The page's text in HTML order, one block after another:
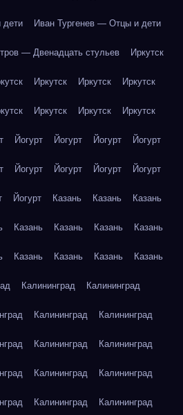
дети Иван Тургенев — Отцы и дети
— Двенадцать стульев Иркутск
Иркутск Иркутск Иркутск
Иркутск Иркутск Иркутск
Йогурт Йогурт Йогурт Йогурт
Йогурт Йогурт Йогурт Йогурт
Йогурт Казань Казань Казань
Казань Казань Казань Казань
Казань Казань Казань Казань
Калининград Калининград
Калининград Калининград
Калининград Калининград
Калининград Калининград
Калининград Калининград